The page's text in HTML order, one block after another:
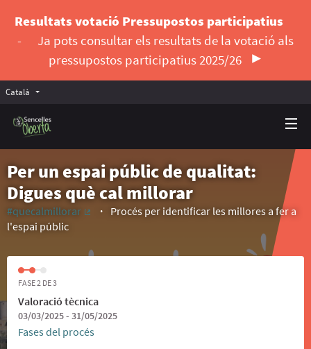
Resultats votació Pressupostos participatius
-
Ja pots consultar els resultats de la votació als
pressupostos participatius 2025/26
Català Triar la llengua
Per un espai públic de qualitat:
Digues què cal millorar
#quecalmillorar
Procés per identificar les millores a fer a
l'espai públic
FASE 2 DE 3
Valoració tècnica
03/03/2025 - 31/05/2025
Fases del procés